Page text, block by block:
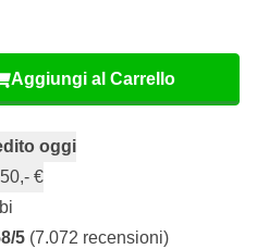
Aggiungi al Carrello
oggi
€
5 (7.072 recensioni)